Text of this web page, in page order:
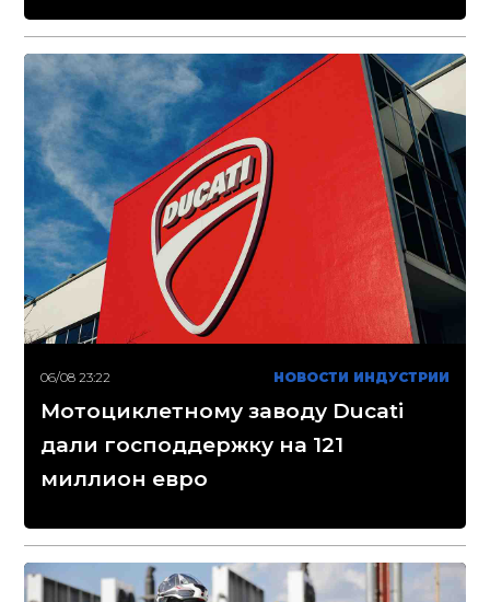
06/08 23:22 НОВОСТИ ИНДУСТРИИ
Мотоциклетному заводу Ducati
дали господдержку на 121
миллион евро